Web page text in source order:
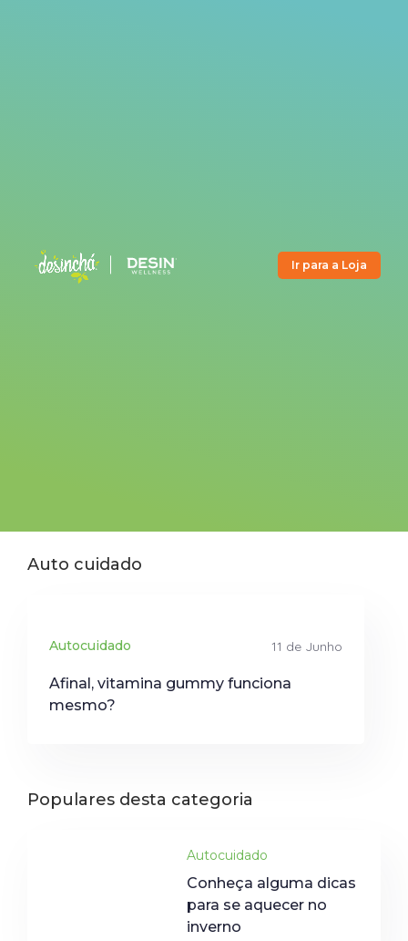
Ir para a Loja
Auto cuidado
Autocuidado 11 de Junho
Afinal, vitamina gummy funciona
mesmo?
Populares desta categoria
Autocuidado
Conheça alguma dicas
para se aquecer no
inverno